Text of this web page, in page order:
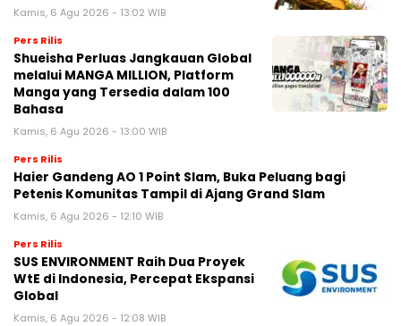
Kamis, 6 Agu 2026 - 13:02 WIB
Pers Rilis
Shueisha Perluas Jangkauan Global
melalui MANGA MILLION, Platform
Manga yang Tersedia dalam 100
Bahasa
Kamis, 6 Agu 2026 - 13:00 WIB
Pers Rilis
Haier Gandeng AO 1 Point Slam, Buka Peluang bagi
Petenis Komunitas Tampil di Ajang Grand Slam
Kamis, 6 Agu 2026 - 12:10 WIB
Pers Rilis
SUS ENVIRONMENT Raih Dua Proyek
WtE di Indonesia, Percepat Ekspansi
Global
Kamis, 6 Agu 2026 - 12:08 WIB